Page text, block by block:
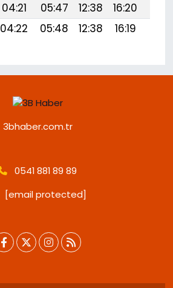
04:21 05:47 12:38 16:20
04:22 05:48 12:38 16:19
3bhaber.com.tr
0541 881 89 89
[email protected]